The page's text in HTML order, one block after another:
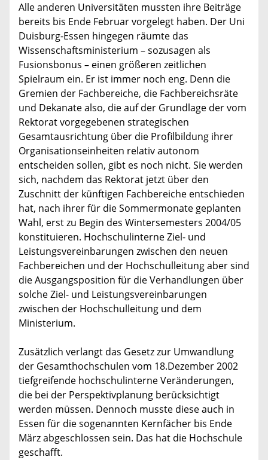
Alle anderen Universitäten mussten ihre Beiträge
bereits bis Ende Februar vorgelegt haben. Der Uni
Duisburg-Essen hingegen räumte das
Wissenschaftsministerium – sozusagen als
Fusionsbonus – einen größeren zeitlichen
Spielraum ein. Er ist immer noch eng. Denn die
Gremien der Fachbereiche, die Fachbereichsräte
und Dekanate also, die auf der Grundlage der vom
Rektorat vorgegebenen strategischen
Gesamtausrichtung über die Profilbildung ihrer
Organisationseinheiten relativ autonom
entscheiden sollen, gibt es noch nicht. Sie werden
sich, nachdem das Rektorat jetzt über den
Zuschnitt der künftigen Fachbereiche entschieden
hat, nach ihrer für die Sommermonate geplanten
Wahl, erst zu Begin des Wintersemesters 2004/05
konstituieren. Hochschulinterne Ziel- und
Leistungsvereinbarungen zwischen den neuen
Fachbereichen und der Hochschulleitung aber sind
die Ausgangsposition für die Verhandlungen über
solche Ziel- und Leistungsvereinbarungen
zwischen der Hochschulleitung und dem
Ministerium.
Zusätzlich verlangt das Gesetz zur Umwandlung
der Gesamthochschulen vom 18.Dezember 2002
tiefgreifende hochschulinterne Veränderungen,
die bei der Perspektivplanung berücksichtigt
werden müssen. Dennoch musste diese auch in
Essen für die sogenannten Kernfächer bis Ende
März abgeschlossen sein. Das hat die Hochschule
geschafft.